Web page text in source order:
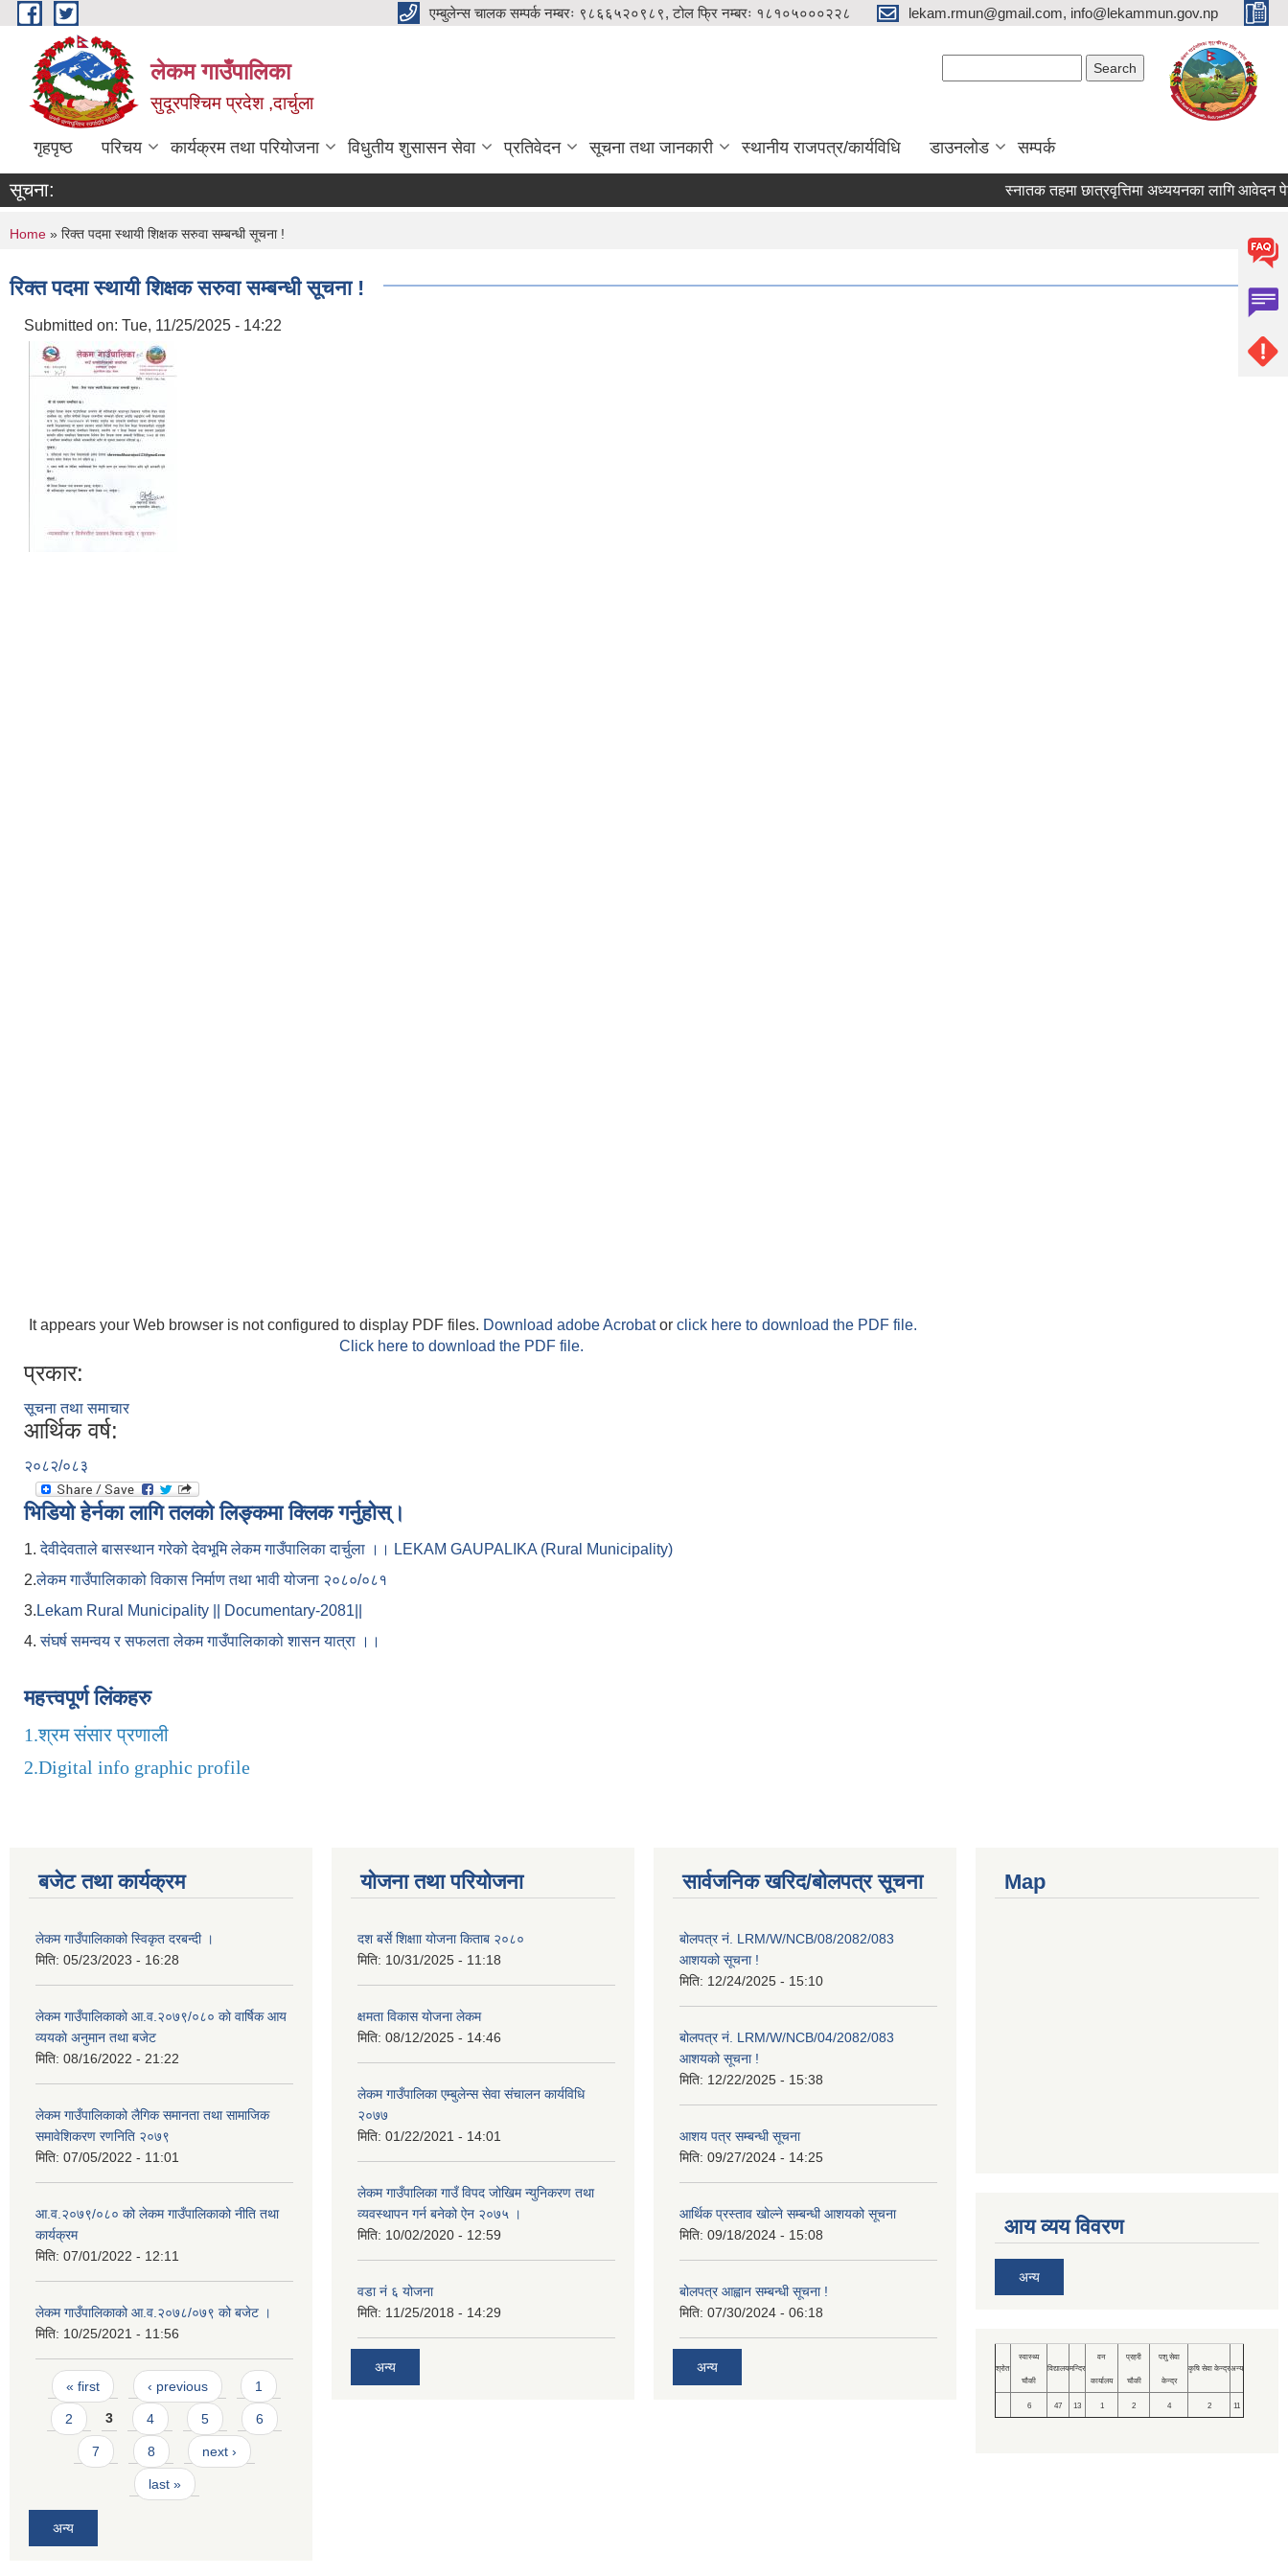
Skip to main content एम्बुलेन्स चालक सम्पर्क नम्बरः ९८६६५२०९८९, टोल फ्रि नम्बरः १८१०५०००२२८ lekam.rmun@gmail.com, info@lekammun.gov.np
लेकम गाउँपालिका
सुदूरपश्चिम प्रदेश ,दार्चुला
गृहपृष्ठ परिचय कार्यक्रम तथा परियोजना विधुतीय शुसासन सेवा प्रतिवेदन सूचना तथा जानकारी स्थानीय राजपत्र/कार्यविधि डाउनलोड सम्पर्क
सूचना: स्नातक तहमा छात्रवृत्तिमा अध्ययनका लागि आवेदन पेश
You are here
Home » रिक्त पदमा स्थायी शिक्षक सरुवा सम्बन्धी सूचना !
रिक्त पदमा स्थायी शिक्षक सरुवा सम्बन्धी सूचना !
Submitted on: Tue, 11/25/2025 - 14:22
It appears your Web browser is not configured to display PDF files. Download adobe Acrobator click here to download the PDF file.
Click here to download the PDF file.
प्रकार:
सूचना तथा समाचार
आर्थिक वर्ष:
२०८२/०८३
भिडियो हेर्नका लागि तलको लिङ्कमा क्लिक गर्नुहोस्।
1.देवीदेवताले बासस्थान गरेको देवभूमि लेकम गाउँपालिका दार्चुला ।। LEKAM GAUPALIKA (Rural Municipality)
2.लेकम गाउँपालिकाको विकास निर्माण तथा भावी योजना २०८०/०८१
3. Lekam Rural Municipality || Documentary-2081||
4.संघर्ष समन्वय र सफलता लेकम गाउँपालिकाको शासन यात्रा ।।
महत्त्वपूर्ण लिंकहरु
1.श्रम संसार प्रणाली
2.Digital info graphic profile
बजेट तथा कार्यक्रम
लेकम गाउँपालिकाको स्विकृत दरबन्दी ।
मिति: 05/23/2023 - 16:28
लेकम गाउँपालिकाकाे आ.व.२०७९/०८० काे वार्षिक आय
व्ययकाे अनुमान तथा बजेट
मिति: 08/16/2022 - 21:22
लेकम गाउँपालिकाको लैगिक समानता तथा सामाजिक
समावेशिकरण रणनिति २०७९
मिति: 07/05/2022 - 11:01
आ.व.२०७९/०८० को लेकम गाउँपालिकाको नीति तथा
कार्यक्रम
मिति: 07/01/2022 - 12:11
लेकम गाउँपालिकाको आ.व.२०७८/०७९ को बजेट ।
मिति: 10/25/2021 - 11:56
Pages
« first ‹ previous 1
2 3 4 5 6
7 8 next ›
last »
अन्य
योजना तथा परियोजना
दश बर्से शिक्षाा योजना किताब २०८०
मिति: 10/31/2025 - 11:18
क्षमता विकास योजना लेकम
मिति: 08/12/2025 - 14:46
लेकम गाउँपालिका एम्बुलेन्स सेवा संचालन कार्यविधि
२०७७
मिति: 01/22/2021 - 14:01
लेकम गाउँपालिका गाउँ विपद जोखिम न्युनिकरण तथा
व्यवस्थापन गर्न बनेको ऐन २०७५ ।
मिति: 10/02/2020 - 12:59
वडा नं ६ योजना
मिति: 11/25/2018 - 14:29
अन्य
सार्वजनिक खरिद/बोलपत्र सूचना
बोलपत्र नं. LRM/W/NCB/08/2082/083
आशयको सूचना !
मिति: 12/24/2025 - 15:10
बोलपत्र नं. LRM/W/NCB/04/2082/083
आशयको सूचना !
मिति: 12/22/2025 - 15:38
आशय पत्र सम्बन्धी सूचना
मिति: 09/27/2024 - 14:25
आर्थिक प्रस्ताव खोल्ने सम्बन्धी आशयको सूचना
मिति: 09/18/2024 - 15:08
बोलपत्र आह्वान सम्बन्धी सूचना !
मिति: 07/30/2024 - 06:18
अन्य
Map
आय व्यय विवरण
अन्य
श्रोत
स्वास्थ्य
चौकी
विद्यालयमन्दिर
वन
कार्यालय
प्रहरी
चौकी
पशु सेवा
केन्द्र
कृषि सेवा केन्द्रअन्य
6 47 13 1 2 4 2 11